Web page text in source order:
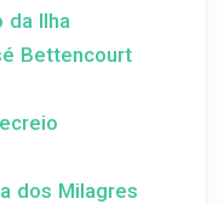
da Ilha
Bettencourt
dos Milagres